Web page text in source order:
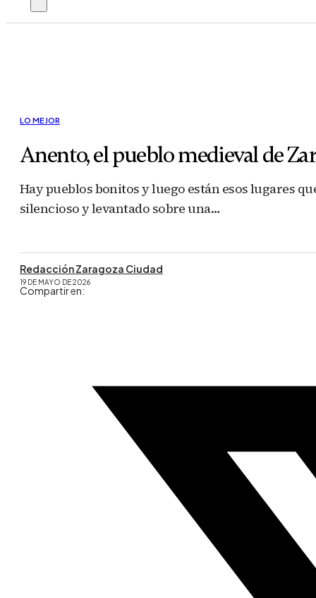
LO MEJOR
Anento, el pueblo medieval de
Hay pueblos bonitos y luego están esos lugares
silencioso y levantado sobre una…
Redacción Zaragoza Ciudad
19 DE MAYO DE 2026
Compartir en: